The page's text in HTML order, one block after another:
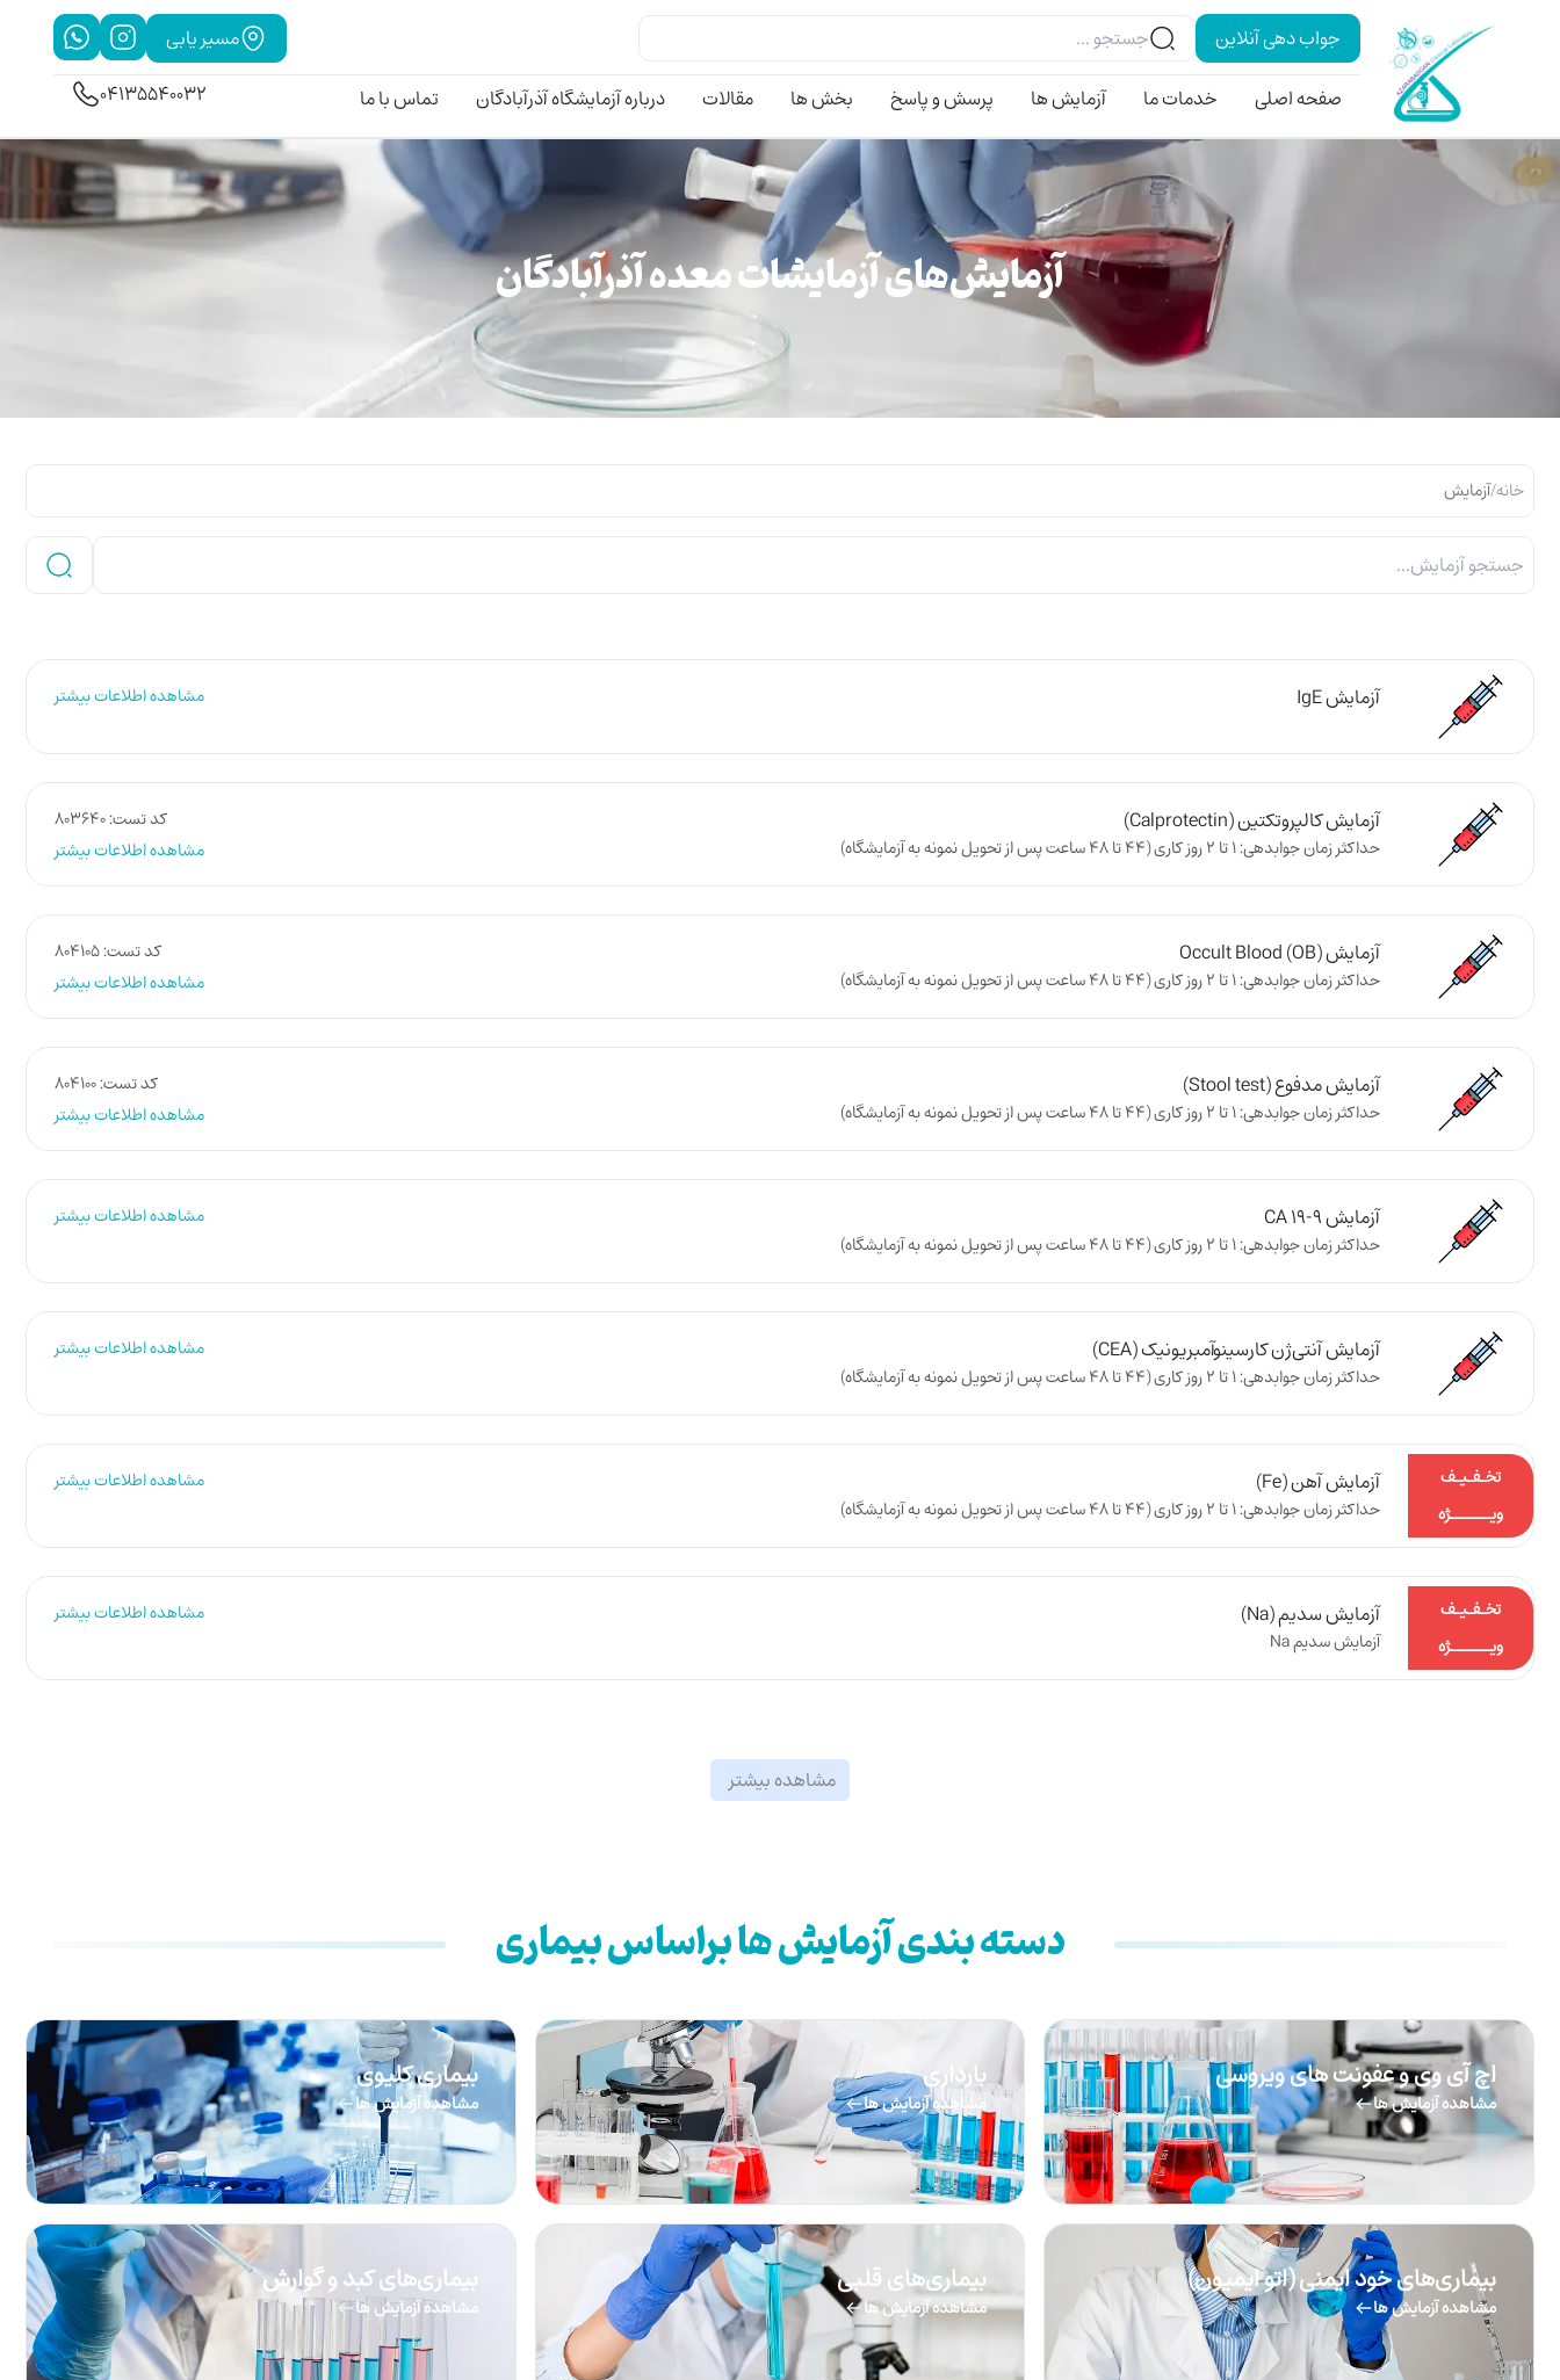
جواب دهی آنلاین
مسیر یابی
صفحه اصلی
خدمات ما آزمایش ها پرسش و پاسخ بخش ها مقالات درباره آزمایشگاه آذرآبادگان تماس با ما 04135540032
آزمایش‌های آزمایشات معده آذرآبادگان
خانه/آزمایش
آزمایش IgE مشاهده اطلاعات بیشتر
آزمایش کالپروتکتین (Calprotectin)
حداکثر زمان جوابدهی: 1 تا 2 روز کاری (44 تا 48 ساعت پس از تحویل نمونه به آزمایشگاه)
کد تست: ۸۰۳۶۴۰
مشاهده اطلاعات بیشتر
آزمایش Occult Blood (OB)
حداکثر زمان جوابدهی: 1 تا 2 روز کاری (44 تا 48 ساعت پس از تحویل نمونه به آزمایشگاه)
کد تست: ۸۰۴۱۰۵
مشاهده اطلاعات بیشتر
آزمایش مدفوع (Stool test)
حداکثر زمان جوابدهی: 1 تا 2 روز کاری (44 تا 48 ساعت پس از تحویل نمونه به آزمایشگاه)
کد تست: 804100
مشاهده اطلاعات بیشتر
آزمایش CA 19-9
حداکثر زمان جوابدهی: 1 تا 2 روز کاری (44 تا 48 ساعت پس از تحویل نمونه به آزمایشگاه)
مشاهده اطلاعات بیشتر
آزمایش آنتی‌ژن کارسینوآمبریونیک (CEA)
حداکثر زمان جوابدهی: 1 تا 2 روز کاری (44 تا 48 ساعت پس از تحویل نمونه به آزمایشگاه)
مشاهده اطلاعات بیشتر
تخـفـیـف
ویـــــــژه
آزمایش آهن (Fe)
حداکثر زمان جوابدهی: 1 تا 2 روز کاری (44 تا 48 ساعت پس از تحویل نمونه به آزمایشگاه)
مشاهده اطلاعات بیشتر
تخـفـیـف
ویـــــــژه
آزمایش سدیم (Na)
آزمایش سدیم Na
مشاهده اطلاعات بیشتر
مشاهده بیشتر
دسته بندی آزمایش ها براساس بیماری
اچ آی وی و عفونت های ویروسی
مشاهده آزمایش ها
بارداری
مشاهده آزمایش ها
بیماری کلیوی
مشاهده آزمایش ها
بیماری‌های خود ایمنی (اتو ایمیون)
مشاهده آزمایش ها
بیماری‌های قلبی
مشاهده آزمایش ها
بیماری‌های کبد و گوارش
مشاهده آزمایش ها